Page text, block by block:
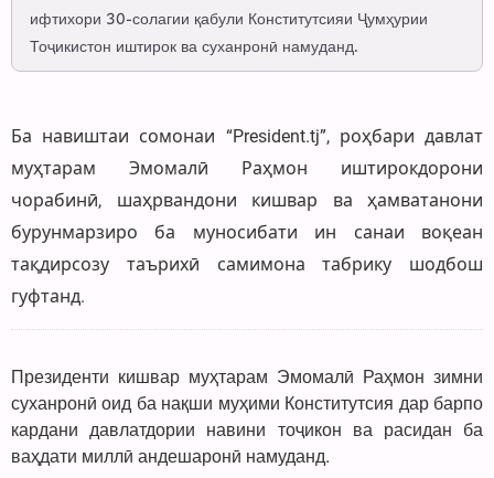
ифтихори 30-солагии қабули Конститутсияи Ҷумҳурии
Тоҷикистон иштирок ва суханронӣ намуданд.
Ба навиштаи сомонаи “President.tj”, роҳбари давлат
муҳтарам Эмомалӣ Раҳмон иштирокдорони
чорабинӣ, шаҳрвандони кишвар ва ҳамватанони
бурунмарзиро ба муносибати ин санаи воқеан
тақдирсозу таърихӣ самимона табрику шодбош
гуфтанд.
Президенти кишвар муҳтарам Эмомалӣ Раҳмон зимни
суханронӣ оид ба нақши муҳими Конститутсия дар барпо
кардани давлатдории навини тоҷикон ва расидан ба
ваҳдати миллӣ андешаронӣ намуданд.